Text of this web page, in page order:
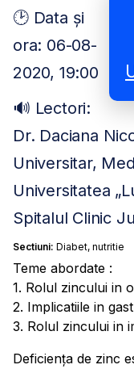
🕑 Data și
ora: 06-08-
2020, 19:00
🔊 Lectori:
Dr. Daciana
Universitar,
Universitatea
Spitalul Clinic
Sectiuni: Diabet, nutritie
Teme abordate :
1. Rolul zincului in
2. Implicatiile in
3. Rolul zincului in
Deficienţa de zinc